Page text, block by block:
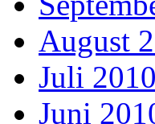
August
Juli 2010
Juni